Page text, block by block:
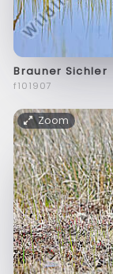
Brauner Sichler
f101907
Zoom